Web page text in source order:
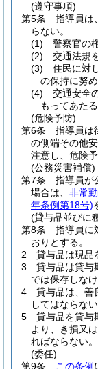
(遵守事項)
第5条
指導員は、
らない。
(1)
警察官の
(2)
交通法規
(3)
住民に対
の保持に努め
(4)
交通安全
もってあたる
(危険予防)
第6条
指導員は
の側端その他
注意し、危険
(公務災害補償)
第7条
指導員が
場合は、 非常
年条例第18号)
(貸与品並びに
第8条
指導員に
おりとする。
2
貸与品は現品
3
貸与品は貸与
では保存しな
4
貸与品は、善
してはならない
5
貸与品を貸与
より、き損又
ればならない。
(委任)
第9条
この条例